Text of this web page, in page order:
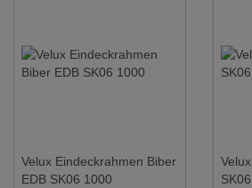
Velux Eindeckrahmen Biber
EDB SK06 1000
SK06